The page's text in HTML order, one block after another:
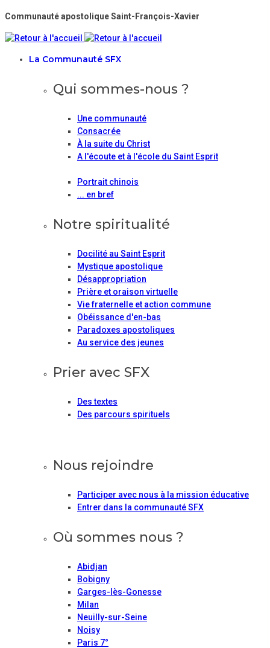
Communauté apostolique Saint-François-Xavier
La Communauté SFX
Qui sommes-nous ?
Une communauté
Consacrée
À la suite du Christ
A l'écoute et à l'école du Saint Esprit
Portrait chinois
... en bref
Notre spiritualité
Docilité au Saint Esprit
Mystique apostolique
Désappropriation
Prière et oraison virtuelle
Vie fraternelle et action commune
Obéissance d'en-bas
Paradoxes apostoliques
Au service des jeunes
Prier avec SFX
Des textes
Des parcours spirituels
Nous rejoindre
Participer avec nous à la mission éducative
Entrer dans la communauté SFX
Où sommes nous ?
Abidjan
Bobigny
Garges-lès-Gonesse
Milan
Neuilly-sur-Seine
Noisy
Paris 7°